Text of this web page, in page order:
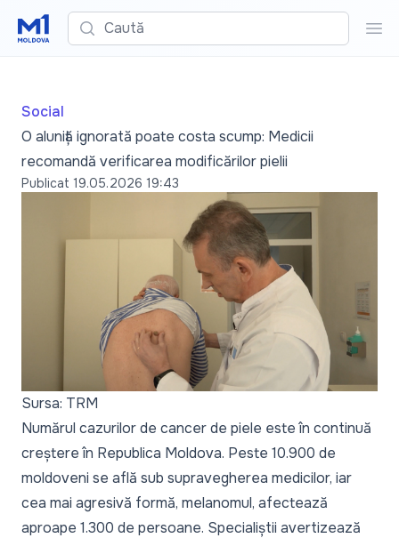
Caută
Social
O aluniță ignorată poate costa scump: Medicii
recomandă verificarea modificărilor pielii
Publicat 19.05.2026 19:43
Sursa: TRM
Numărul cazurilor de cancer de piele este în continuă
creștere în Republica Moldova. Peste 10.900 de
moldoveni se află sub supravegherea medicilor, iar
cea mai agresivă formă, melanomul, afectează
aproape 1.300 de persoane. Specialiștii avertizează